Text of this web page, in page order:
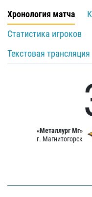
Хронология матча
Статистика игроков
Текстовая трансляция
«Металлург Мг»
г. Магнитогорск